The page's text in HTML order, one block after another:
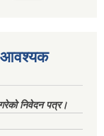
आवश्यक
निवेदन पत्र।